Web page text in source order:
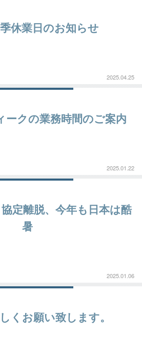
休業日のお知らせ
2025.04.25
ークの業務時間のご案内
2025.01.22
定離脱、今年も日本は酷
暑
2025.01.06
くお願い致します。